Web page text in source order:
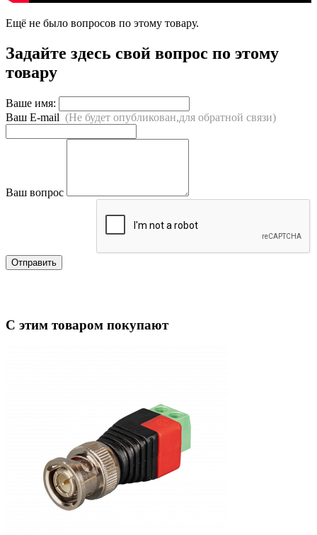
Ещё не было вопросов по этому товару.
Задайте здесь свой вопрос по этому
товару
Ваше имя:
Ваш E-mail (Не будет опубликован,для обратной связи)
Ваш вопрос
Отправить
С этим товаром покупают